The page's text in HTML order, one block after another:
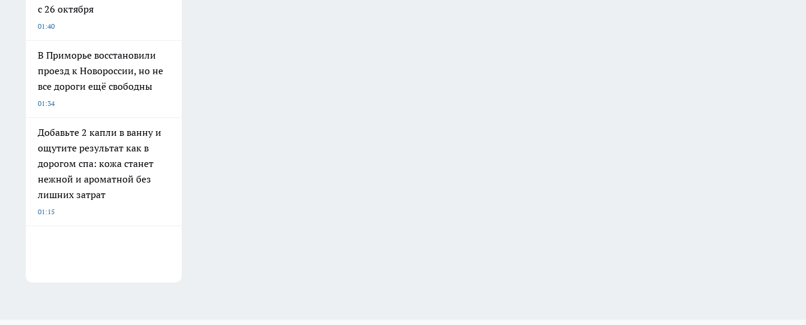
с 26 октября
01:40
В Приморье восстановили
проезд к Новороссии, но не
все дороги ещё свободны
01:34
Добавьте 2 капли в ванну и
ощутите результат как в
дорогом спа: кожа станет
нежной и ароматной без
лишних затрат
01:15